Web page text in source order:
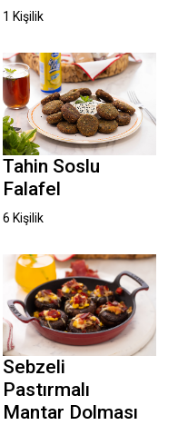
1 Kişilik
Tahin Soslu
Falafel
6 Kişilik
Sebzeli
Pastırmalı
Mantar Dolması